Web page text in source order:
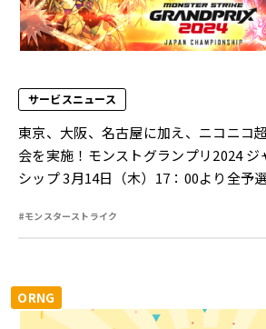
サービスニュース
東京、大阪、名古屋に加え、ニコニコ
会を実施！モンストグランプリ2024 ジ
シップ 3月14日（木）17：00より全予
#モンスターストライク
ORNG